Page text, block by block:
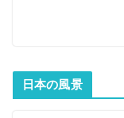
日本の風景